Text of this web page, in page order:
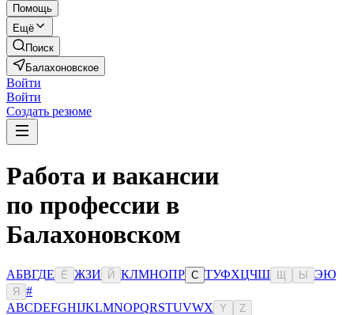
Помощь
Ещё
Поиск
Балахоновское
Войти
Войти
Создать резюме
Работа и вакансии
по профессии в
Балахоновском
АБВГДЕ Ё ЖЗИ Й КЛМНОПР С ТУФХЦЧШ Ы ЭЮ
Я
#
ABCDEFGHIJKLMNOPQRSTUVWX Y Z